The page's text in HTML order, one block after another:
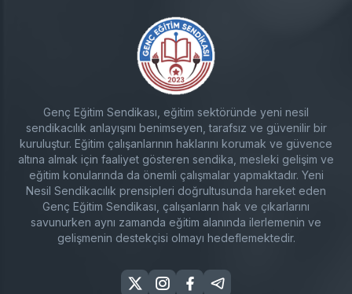
Genç Eğitim Sendikası, eğitim sektöründe yeni nesil
sendikacılık anlayışını benimseyen, tarafsız ve güvenilir bir
kuruluştur. Eğitim çalışanlarının haklarını korumak ve güvence
altına almak için faaliyet gösteren sendika, mesleki gelişim ve
eğitim konularında da önemli çalışmalar yapmaktadır. Yeni
Nesil Sendikacılık prensipleri doğrultusunda hareket eden
Genç Eğitim Sendikası, çalışanların hak ve çıkarlarını
savunurken aynı zamanda eğitim alanında ilerlemenin ve
gelişmenin destekçisi olmayı hedeflemektedir.